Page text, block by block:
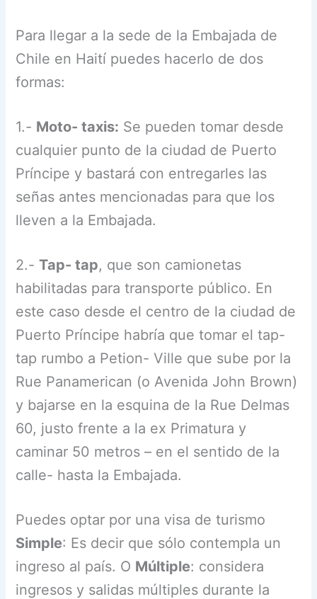
Para llegar a la sede de la Embajada de
Chile en Haití puedes hacerlo de dos
formas:
1.- Moto- taxis: Se pueden tomar desde
cualquier punto de la ciudad de Puerto
Príncipe y bastará con entregarles las
señas antes mencionadas para que los
lleven a la Embajada.
2.-Tap- tap, que son camionetas
habilitadas para transporte público. En
este caso desde el centro de la ciudad de
Puerto Príncipe habría que tomar el tap-
tap rumbo a Petion- Ville que sube por la
Rue Panamerican (o Avenida John Brown)
y bajarse en la esquina de la Rue Delmas
60, justo frente a la ex Primatura y
caminar 50 metros – en el sentido de la
calle- hasta la Embajada.
Puedes optar por una visa de turismo
Simple: Es decir que sólo contempla un
ingreso al país. O Múltiple: considera
ingresos y salidas múltiples durante la